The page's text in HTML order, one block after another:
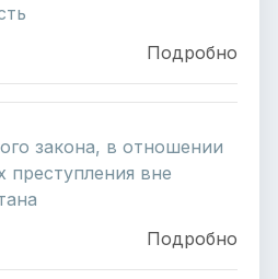
Подробно
закона, в отношении
вне
Подробно